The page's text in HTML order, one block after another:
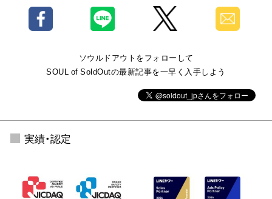
ソウルドアウトをフォローして
SOUL of SoldOutの最新記事を一早く入手しよう
実績・認定